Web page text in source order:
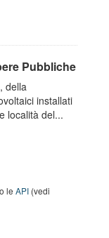
Pubbliche
della
installati
località del...
le API (vedi